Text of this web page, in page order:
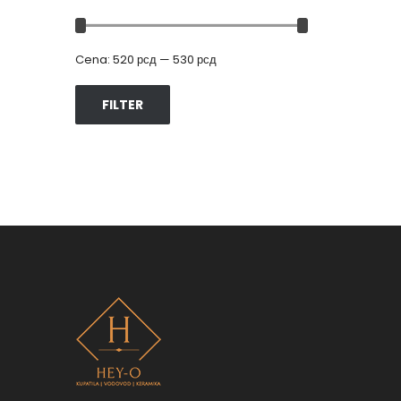
FILTER
Cena: 520 рсд — 530 рсд